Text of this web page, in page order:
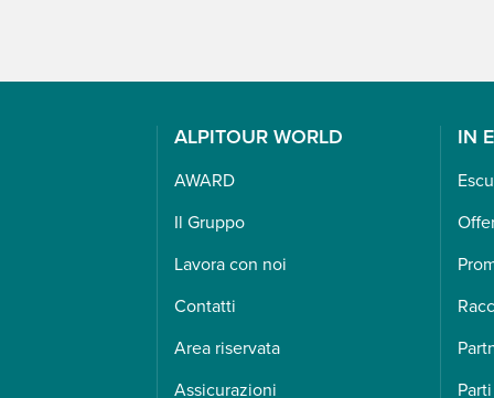
ALPITOUR WORLD
AWARD
Il Gruppo
Lavora con noi
Contatti
Area riservata
Assicurazioni
IN